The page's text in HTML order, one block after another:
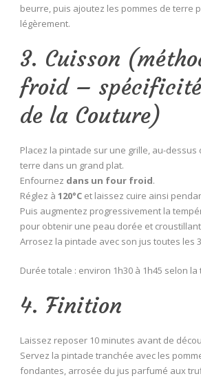
beurre, puis ajoutez les pommes de terre
légèrement.
3. Cuisson
froid – spécificité
de la Couture)
Placez la pintade sur une grille, au-dessus
terre dans un grand plat.
Enfournez dans un four froid.
Réglez à 120°C et laissez cuire ainsi
Puis augmentez progressivement la
pour obtenir une peau dorée et
Arrosez la pintade avec son jus toutes les
Durée totale : environ 1h30 à 1h45 selon
4. Finition
Laissez reposer 10 minutes avant de
Servez la pintade tranchée avec les
fondantes, arrosée du jus parfumé aux